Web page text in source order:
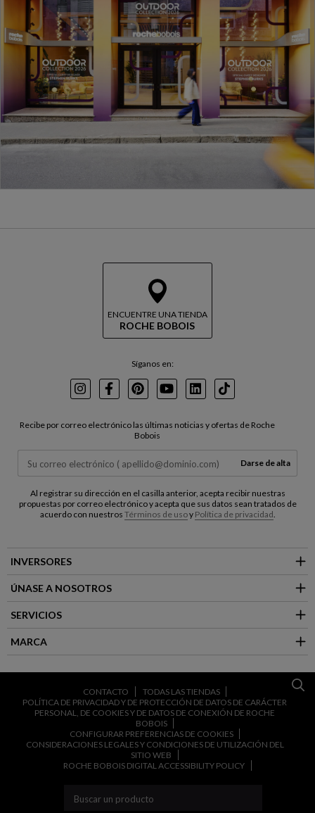
ENCUENTRE UNA TIENDA
ROCHE BOBOIS
Síganos en:
InstagramFacebookPinterest
YoutubeLinkedInTikTok
Recibe por correo electrónico las últimas noticias y ofertas de Roche
Bobois
Darse de alta
Al registrar su dirección en el casilla anterior, acepta recibir nuestras
propuestas por correo electrónico y acepta que sus datos sean tratados de
acuerdo con nuestros Términos de usoy Política de privacidad
INVERSORES
ÚNASE A NOSOTROS
SERVICIOS
MARCA
CONTACTO
TODAS LAS TIENDAS
POLÍTICA DE PRIVACIDAD Y DE PROTECCIÓN DE DATOS DE CARÁCTER
PERSONAL, DE COOKIES Y DE DATOS DE CONEXIÓN DE ROCHE
BOBOIS
CONFIGURAR PREFERENCIAS DE COOKIES
CONSIDERACIONES LEGALES Y CONDICIONES DE UTILIZACIÓN DEL
SITIO WEB
ROCHE BOBOIS DIGITAL ACCESSIBILITY POLICY